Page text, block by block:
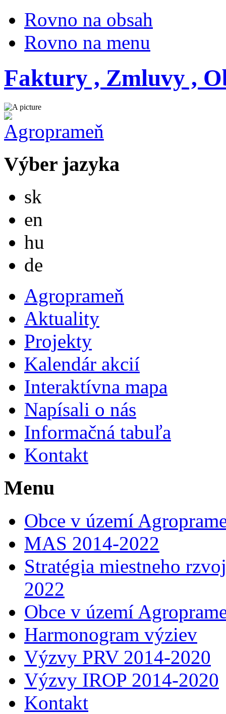
Rovno na obsah
Rovno na menu
Faktury , Zmluvy ,
Výber jazyka
sk
en
hu
de
Agroprameň
Aktuality
Projekty
Kalendár akcií
Interaktívna mapa
Napísali o nás
Informačná tabuľa
Kontakt
Menu
Obce v území
MAS 2014-2022
Stratégia miestneho
2022
Obce v území
Harmonogram výziev
Výzvy PRV 2014-2020
Výzvy IROP 2014-2020
Kontakt